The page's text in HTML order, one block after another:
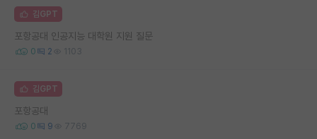
김GPT
포항공대 인공지능 대학원 지원 질문
0 2 1103
김GPT
포항공대
0 9 7769